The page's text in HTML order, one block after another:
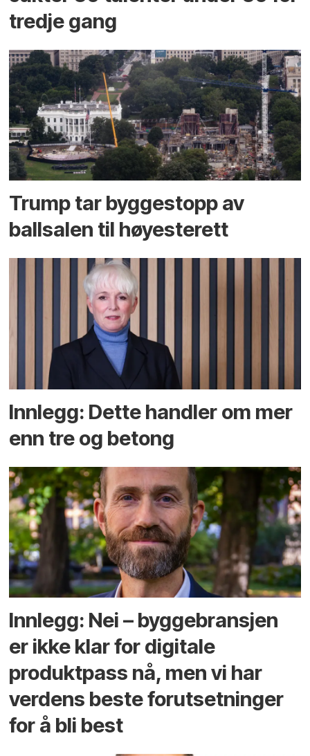
tredje gang
Trump tar byggestopp av
ballsalen til høyesterett
Innlegg: Dette handler om mer
enn tre og betong
Innlegg: Nei – byggebransjen
er ikke klar for digitale
produktpass nå, men vi har
verdens beste forutsetninger
for å bli best